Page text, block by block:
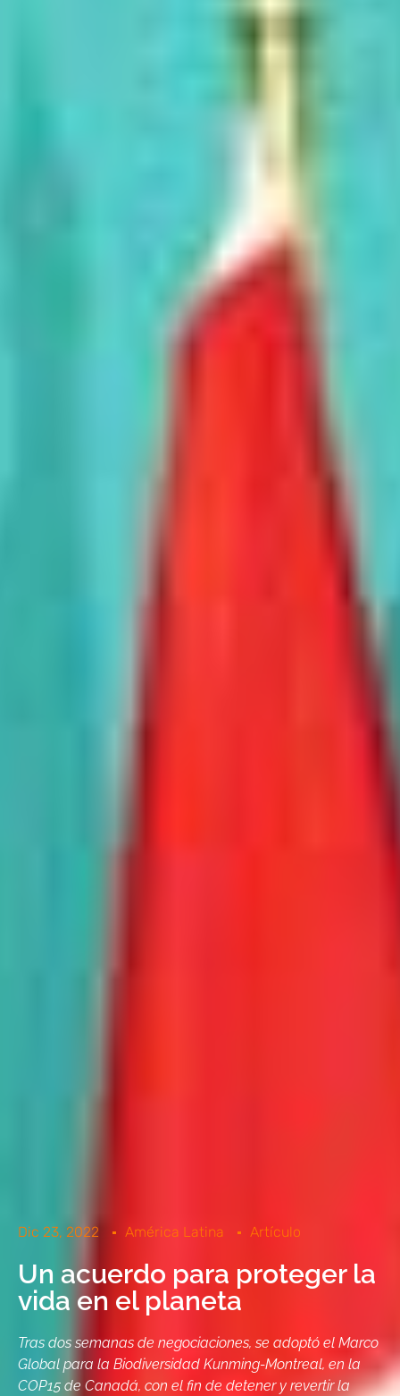
Dic 23, 2022 América Latina Artículo
Un acuerdo para proteger la
vida en el planeta
Tras dos semanas de negociaciones, se adoptó el Marco
Global para la Biodiversidad Kunming-Montreal, en la
COP15 de Canadá, con el fin de detener y revertir la